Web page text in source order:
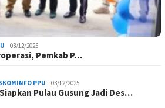
03/12/2025
Pemkab P…
PPU 03/12/2025
Pulau Gusung Jadi Des…